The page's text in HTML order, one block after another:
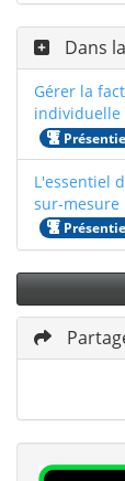
Dans
Gérer la
individuelle
L'essentiel
sur-mesure